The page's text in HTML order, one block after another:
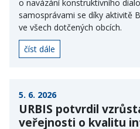
o navázání konstruktivního
samosprávami se díky aktivitě
ve všech dotčených obcích.
číst dále
5. 6. 2026
URBIS potvrdil
veřejnosti o kvalitu